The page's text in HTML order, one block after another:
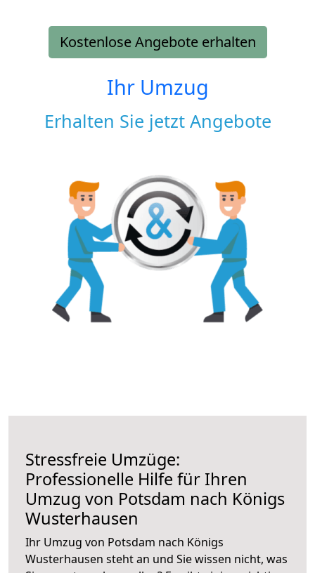
Kostenlose Angebote erhalten
Ihr Umzug
Erhalten Sie jetzt Angebote
Stressfreie Umzüge:
Professionelle Hilfe für Ihren
Umzug von Potsdam nach Königs
Wusterhausen
Ihr Umzug von Potsdam nach Königs
Wusterhausen steht an und Sie wissen nicht, was